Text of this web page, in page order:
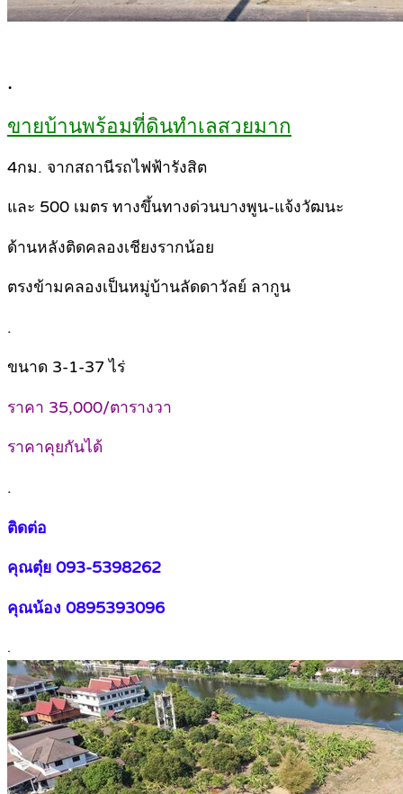
.
ขายบ้านพร้อมที่ดินทำเลสวยมาก
4กม. จากสถานีรถไฟฟ้ารังสิต
และ 500 เมตร ทางขึ้นทางด่วนบางพูน-แจ้งวัฒนะ
ด้านหลังติดคลองเชียงรากน้อย
ตรงข้ามคลองเป็นหมู่บ้านลัดดาวัลย์ ลากูน
.
ขนาด 3-1-37 ไร่
ราคา 35,000/ตารางวา
ราคาคุยกันได้
.
ติดต่อ
คุณตุ๋ย 093-5398262
คุณน้อง 0895393096
.